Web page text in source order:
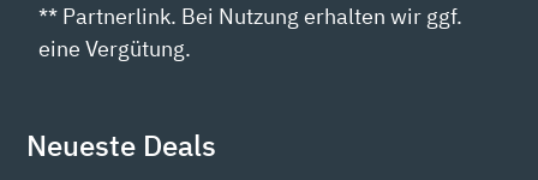
** Partnerlink. Bei Nutzung erhalten wir ggf.
eine Vergütung.
Neueste Deals